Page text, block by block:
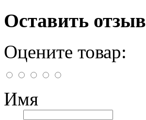
Оставить отзыв
Оцените товар:
Имя